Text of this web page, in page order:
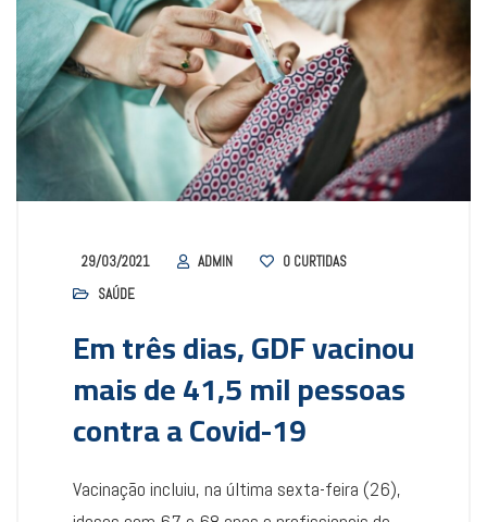
29/03/2021 ADMIN 0 CURTIDAS
SAÚDE
Em três dias, GDF vacinou
mais de 41,5 mil pessoas
contra a Covid-19
Vacinação incluiu, na última sexta-feira (26),